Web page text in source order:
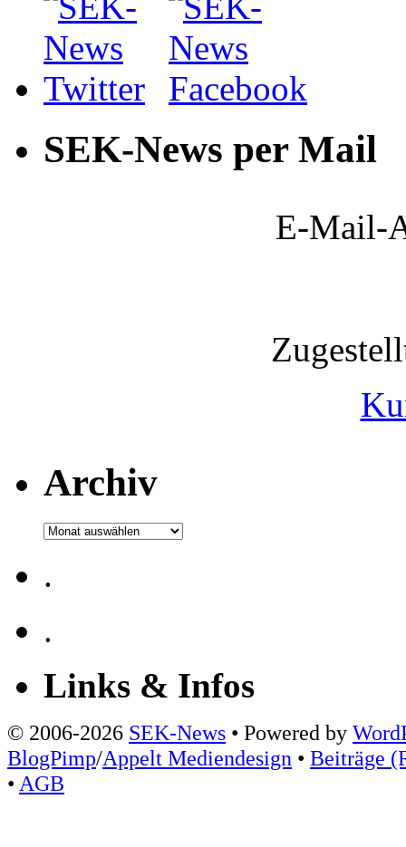
SEK-News per Mail
E-Mail-
Archiv
Archiv
.
.
Links & Infos
© 2006-2026 SEK-News • Powered by
BlogPimp/Appelt Mediendesign • Beiträge
• AGB